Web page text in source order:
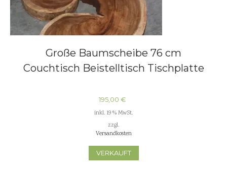
Große Baumscheibe 76 cm
Couchtisch Beistelltisch Tischplatte
195,00 €
inkl. 19 % MwSt.
zzgl.
Versandkosten
VERKAUFT